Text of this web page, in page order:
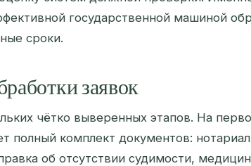
государственной машиной
сроки.
заявок
чётко выверенных этапов. На
полный комплект документов:
об отсутствии судимости,